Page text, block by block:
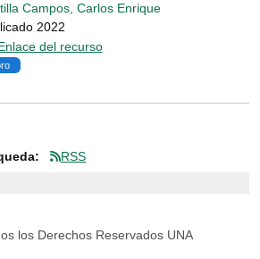
Campos, Carlos Enrique
2022
del recurso
RSS
los Derechos Reservados UNA